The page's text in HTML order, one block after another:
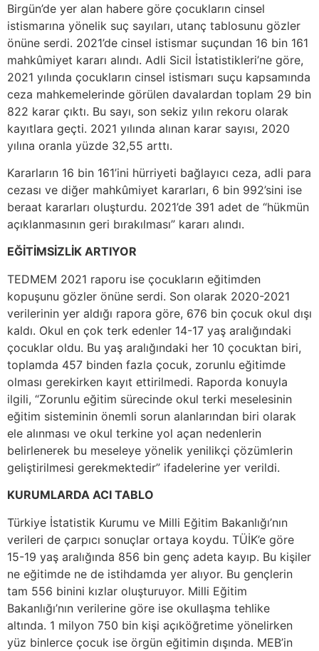
Birgün’de yer alan habere göre çocukların cinsel
istismarına yönelik suç sayıları, utanç tablosunu gözler
önüne serdi. 2021’de cinsel istismar suçundan 16 bin 161
mahkûmiyet kararı alındı. Adli Sicil İstatistikleri’ne göre,
2021 yılında çocukların cinsel istismarı suçu kapsamında
ceza mahkemelerinde görülen davalardan toplam 29 bin
822 karar çıktı. Bu sayı, son sekiz yılın rekoru olarak
kayıtlara geçti. 2021 yılında alınan karar sayısı, 2020
yılına oranla yüzde 32,55 arttı.
Kararların 16 bin 161’ini hürriyeti bağlayıcı ceza, adli para
cezası ve diğer mahkûmiyet kararları, 6 bin 992’sini ise
beraat kararları oluşturdu. 2021’de 391 adet de “hükmün
açıklanmasının geri bırakılması” kararı alındı.
EĞİTİMSİZLİK ARTIYOR
TEDMEM 2021 raporu ise çocukların eğitimden
kopuşunu gözler önüne serdi. Son olarak 2020-2021
verilerinin yer aldığı rapora göre, 676 bin çocuk okul dışı
kaldı. Okul en çok terk edenler 14-17 yaş aralığındaki
çocuklar oldu. Bu yaş aralığındaki her 10 çocuktan biri,
toplamda 457 binden fazla çocuk, zorunlu eğitimde
olması gerekirken kayıt ettirilmedi. Raporda konuyla
ilgili, “Zorunlu eğitim sürecinde okul terki meselesinin
eğitim sisteminin önemli sorun alanlarından biri olarak
ele alınması ve okul terkine yol açan nedenlerin
belirlenerek bu meseleye yönelik yenilikçi çözümlerin
geliştirilmesi gerekmektedir” ifadelerine yer verildi.
KURUMLARDA ACI TABLO
Türkiye İstatistik Kurumu ve Milli Eğitim Bakanlığı’nın
verileri de çarpıcı sonuçlar ortaya koydu. TÜİK’e göre
15-19 yaş aralığında 856 bin genç adeta kayıp. Bu kişiler
ne eğitimde ne de istihdamda yer alıyor. Bu gençlerin
tam 556 binini kızlar oluşturuyor. Milli Eğitim
Bakanlığı’nın verilerine göre ise okullaşma tehlike
altında. 1 milyon 750 bin kişi açıköğretime yönelirken
yüz binlerce çocuk ise örgün eğitimin dışında. MEB’in